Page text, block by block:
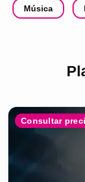
Música
Consultar